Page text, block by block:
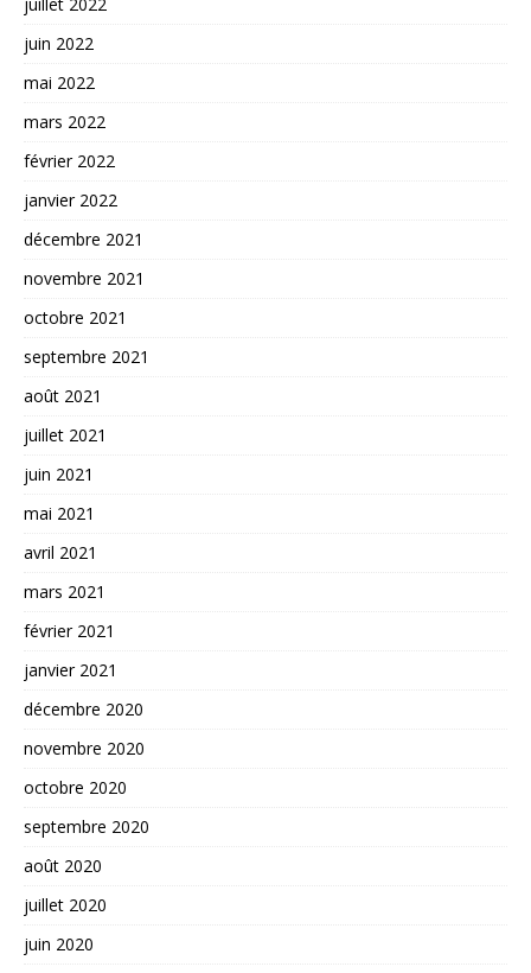
juin 2022
mai 2022
mars 2022
février 2022
janvier 2022
décembre 2021
novembre 2021
octobre 2021
septembre 2021
août 2021
juillet 2021
juin 2021
mai 2021
avril 2021
mars 2021
février 2021
janvier 2021
décembre 2020
novembre 2020
octobre 2020
septembre 2020
août 2020
juillet 2020
juin 2020